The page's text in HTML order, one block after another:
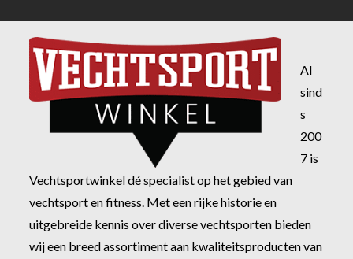
Al
sind
s
200
7 is
Vechtsportwinkel dé specialist op het gebied van
vechtsport en fitness. Met een rijke historie en
uitgebreide kennis over diverse vechtsporten bieden
wij een breed assortiment aan kwaliteitsproducten van